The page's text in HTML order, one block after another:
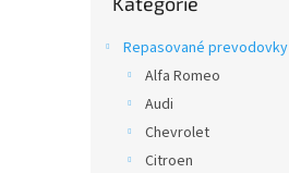
Repasované prevodovky
Alfa Romeo
Audi
Chevrolet
Citroen